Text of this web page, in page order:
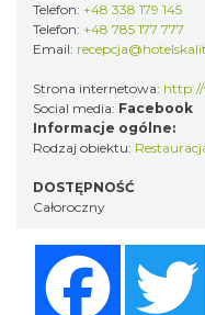
Telefon: +48 338 179 145
Telefon: +48 785 177 777
Email:
Strona internetowa: http://
Social media: Facebook
Informacje ogólne:
Rodzaj obiektu:
DOSTĘPNOŚĆ
Całoroczny